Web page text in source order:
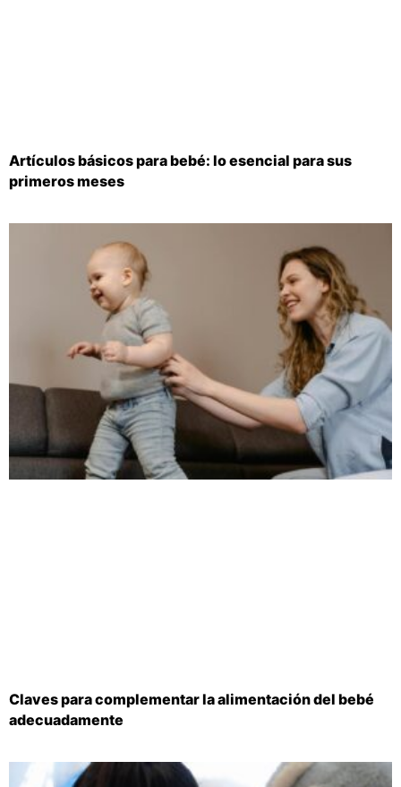
Artículos básicos para bebé: lo esencial para sus
primeros meses
Claves para complementar la alimentación del bebé
adecuadamente